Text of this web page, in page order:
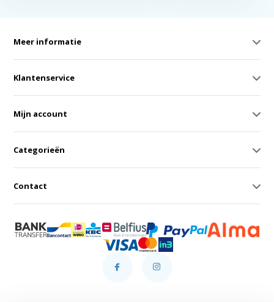
Meer informatie
Klantenservice
Mijn account
Categorieën
Contact